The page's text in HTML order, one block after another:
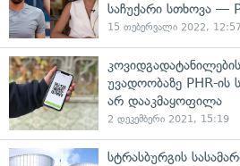
საჩუქარი სთხოვა —
15 თებერვალი 2022, 12:57
უვადოობაზე PHR-
არ დააკმაყოფილა
2 დეკემბერი 2021, 15:19
სტრასბურგის